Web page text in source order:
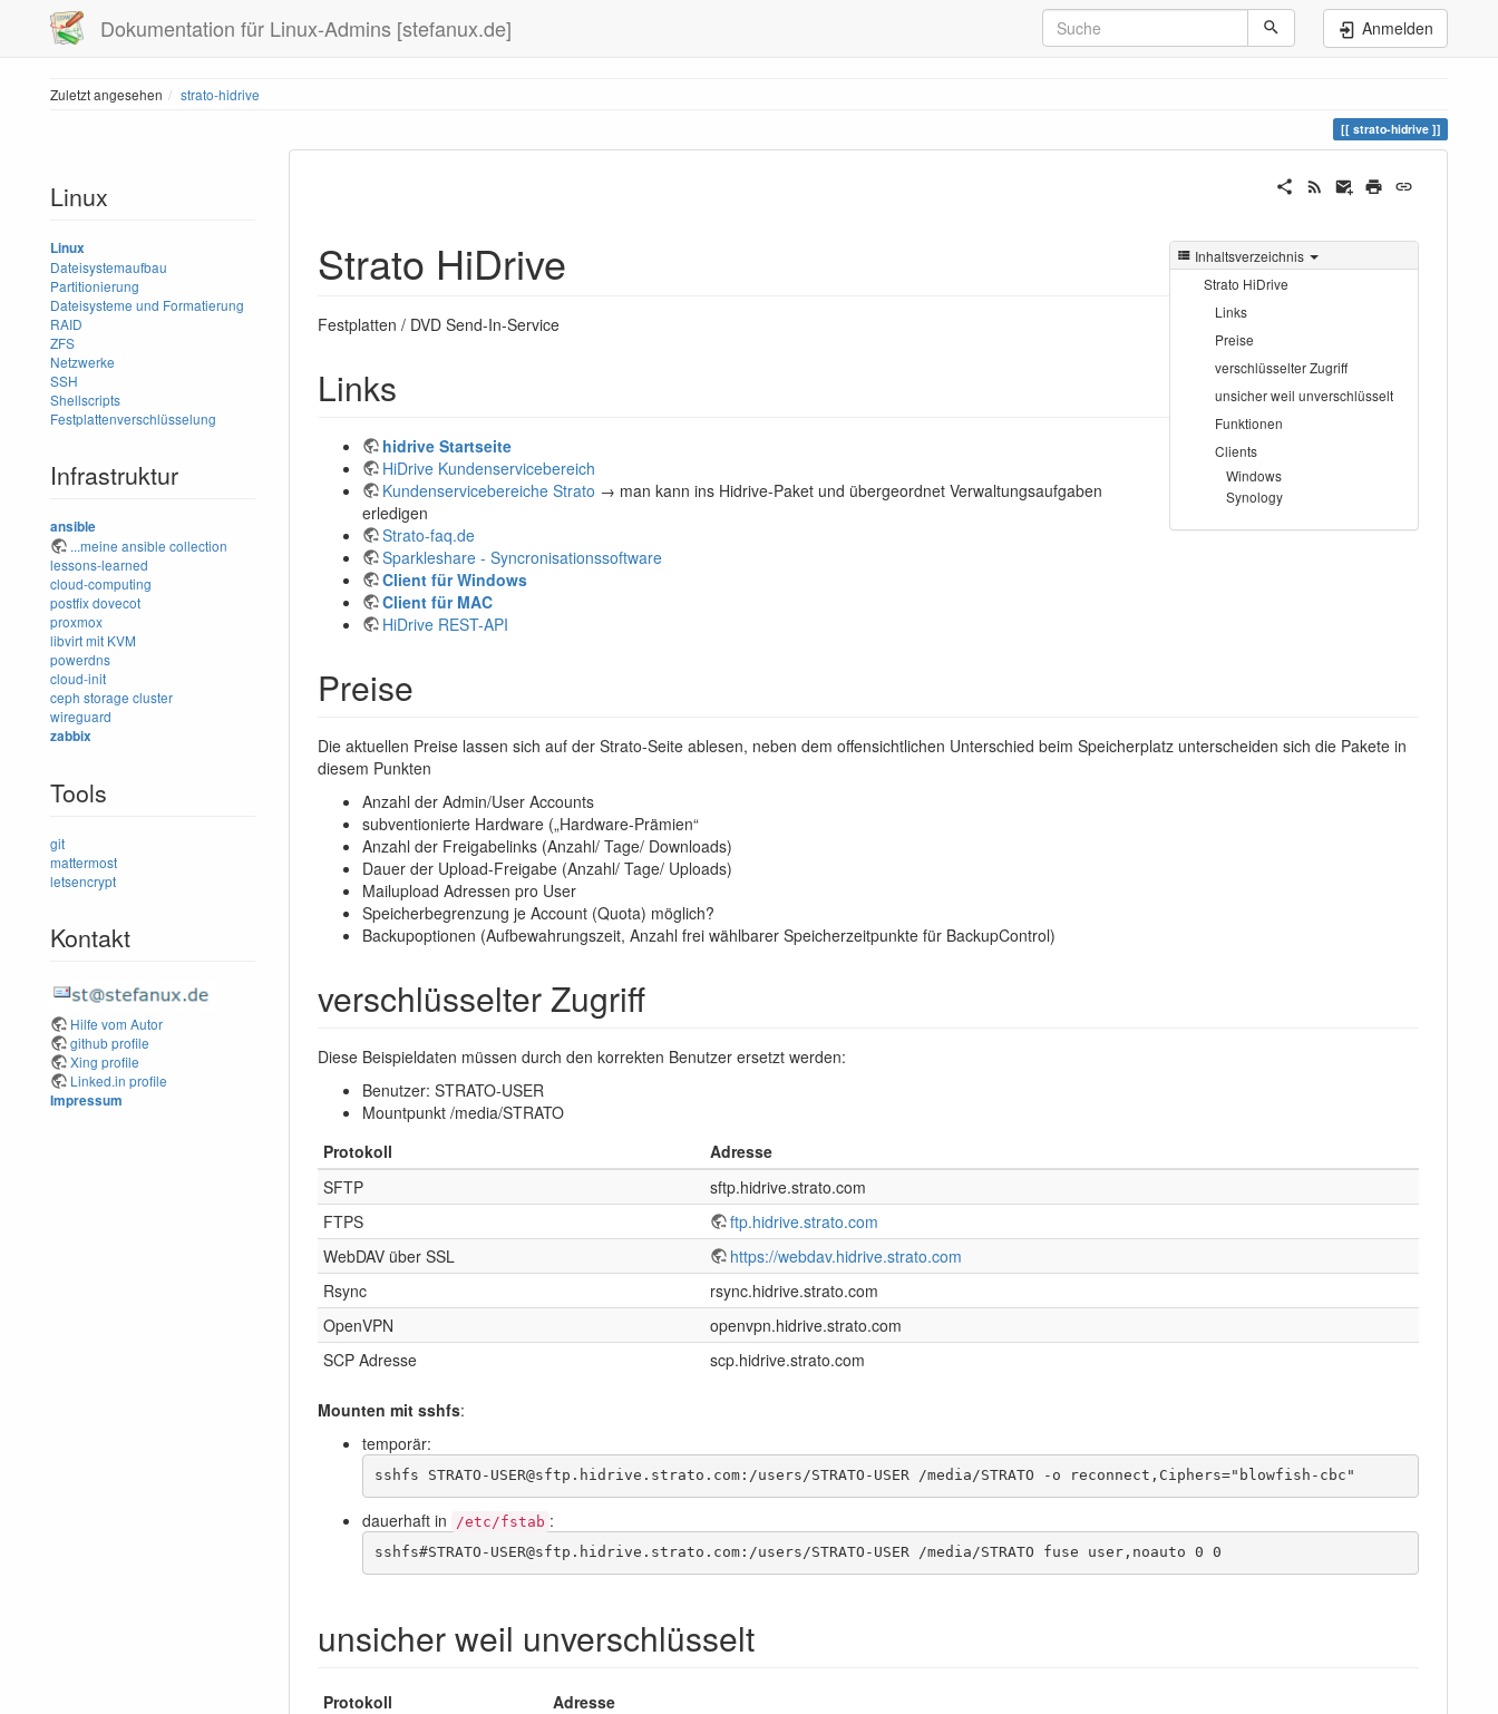
Dokumentation für Linux-Admins [stefanux.de] Anmelden
Zuletzt angesehen strato-hidrive
strato-hidrive
Linux
Linux
Dateisystemaufbau
Partitionierung
Dateisysteme und Formatierung
RAID
ZFS
Netzwerke
SSH
Shellscripts
Festplattenverschlüsselung
Infrastruktur
ansible
...meine ansible collection
lessons-learned
cloud-computing
postfixdovecot
proxmox
libvirt mit KVM
powerdns
cloud-init
ceph storage cluster
wireguard
zabbix
Tools
git
mattermost
letsencrypt
Kontakt
Hilfe vom Autor
github profile
Xing profile
Linked.in profile
Impressum
Inhaltsverzeichnis
Strato HiDrive
Links
Preise
verschlüsselter Zugriff
unsicher weil unverschlüsselt
Funktionen
Clients
Windows
Synology
Strato HiDrive
Festplatten / DVD Send-In-Service
Links
hidrive Startseite
HiDrive Kundenservicebereich
Kundenservicebereiche Strato → man kann ins Hidrive-Paket und übergeordnet Verwaltungsaufgaben
erledigen
Strato-faq.de
Sparkleshare - Syncronisationssoftware
Client für Windows
Client für MAC
HiDrive REST-API
Preise
Die aktuellen Preise lassen sich auf der Strato-Seite ablesen, neben dem offensichtlichen Unterschied beim Speicherplatz unterscheiden sich die Pakete in
diesem Punkten
Anzahl der Admin/User Accounts
subventionierte Hardware („Hardware-Prämien“
Anzahl der Freigabelinks (Anzahl/ Tage/ Downloads)
Dauer der Upload-Freigabe (Anzahl/ Tage/ Uploads)
Mailupload Adressen pro User
Speicherbegrenzung je Account (Quota) möglich?
Backupoptionen (Aufbewahrungszeit, Anzahl frei wählbarer Speicherzeitpunkte für BackupControl)
verschlüsselter Zugriff
Diese Beispieldaten müssen durch den korrekten Benutzer ersetzt werden:
Benutzer: STRATO-USER
Mountpunkt /media/STRATO
Protokoll
Adresse
SFTP
sftp.hidrive.strato.com
FTPS
ftp.hidrive.strato.com
WebDAV über SSL
https://webdav.hidrive.strato.com
Rsync
rsync.hidrive.strato.com
OpenVPN
openvpn.hidrive.strato.com
SCP Adresse
scp.hidrive.strato.com
Mounten mit sshfs:
temporär:
sshfs STRATO-USER@sftp.hidrive.strato.com:/users/STRATO-USER /media/STRATO -o reconnect,Ciphers="blowfish-cbc"
dauerhaft in /etc/fstab :
sshfs#STRATO-USER@sftp.hidrive.strato.com:/users/STRATO-USER /media/STRATO fuse user,noauto 0 0
unsicher weil unverschlüsselt
Protokoll
Adresse